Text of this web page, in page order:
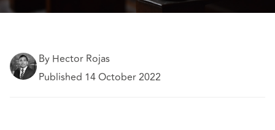
By Hector Rojas
Published 14 October 2022